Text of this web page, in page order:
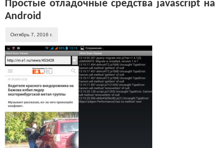
Простые отладочные средства javascript на
Android
Октябрь 7, 2016 г.